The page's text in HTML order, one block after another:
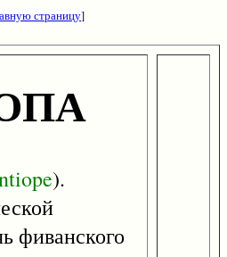
страницу]
).
фиванского